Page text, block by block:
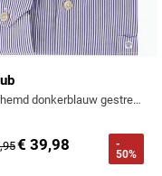
overhemd donkerblauw gestreep button-down
€ 39,98
-
50%